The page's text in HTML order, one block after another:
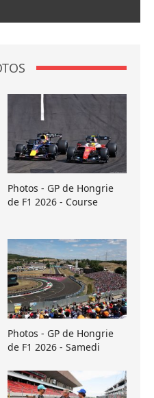
Photos - GP de Hongrie
de F1 2026 - Course
Photos - GP de Hongrie
de F1 2026 - Samedi